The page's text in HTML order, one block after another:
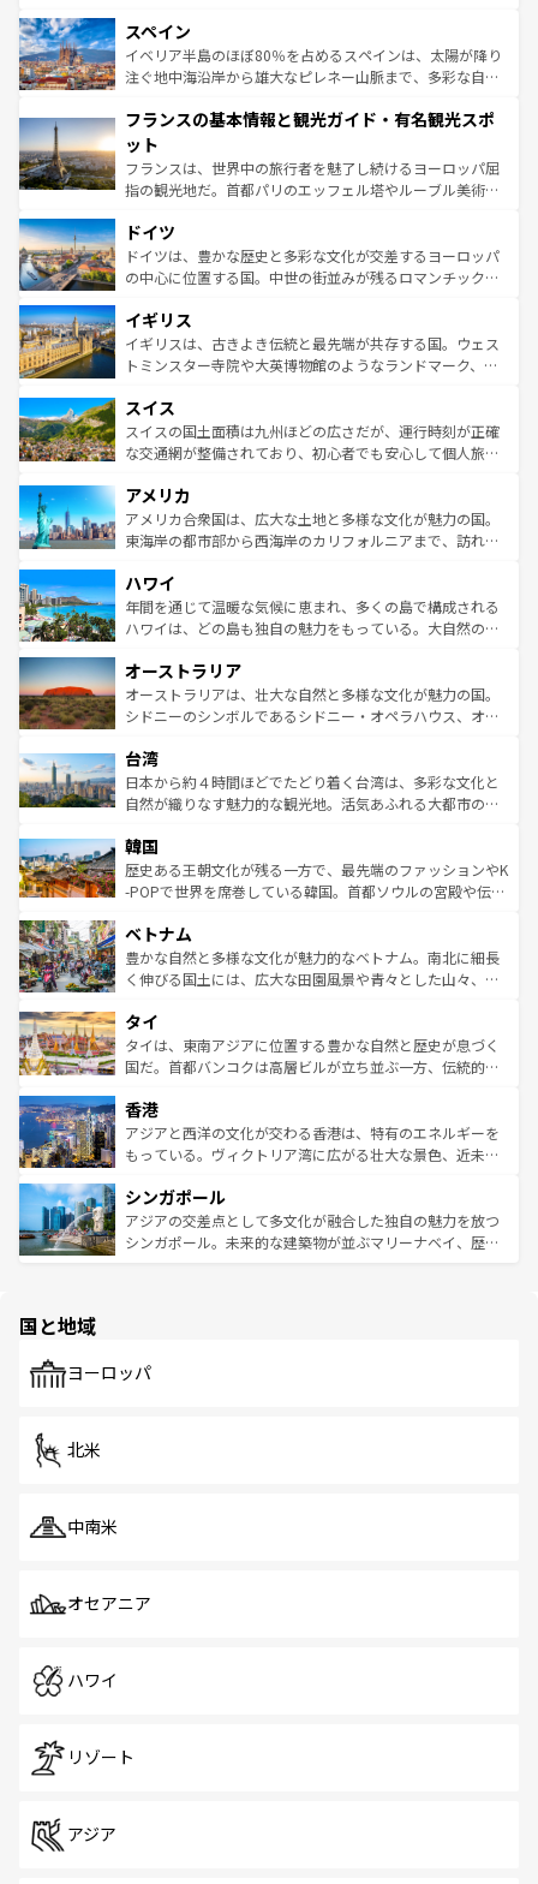
ろん、トスカーナの美しい田園風景やアマルフィ海岸の絶
景など、自然景観も見逃せない。観光の合間には、本場の
ピザやパスタなど、絶品のイタリア料理を堪能することも
ませてくれるイタリアで、忘れられない旅をしてみよう！
なお、新着のイタリア情報は
しい。
スペイン
イベリア半島のほぼ80％を占めるスペインは、太陽が降り
注ぐ地中海沿岸から雄大なピレネー山脈まで、多彩な自然
文化が根付くこの国では、情熱的なフラメンコ、熱気あふ
れる闘牛、そして美味しいタパスが生活の一部となってい
る。首都マドリードの洗練された雰囲気や、バルセロナの
アートに溢れた街角から、地方では古代ローマ遺跡や中世
せる。地方によって風土や気候が異なるスペインはその個
性で訪れる人を魅了する。 なお、新着のスペイン情報は コ
ンテンツ一覧を参照してほしい。
フランスの基本情報と観光ガイド・有名観光スポ
ット
フランスは、世界中の旅行者を魅了し続けるヨーロッパ屈
指の観光地だ。首都パリのエッフェル塔やルーブル美術館
で、幅広い魅力が詰まっている。華麗な宮殿、歴史的な大
聖堂、美しいビーチ、そして豊かな自然が、訪れる者を心
から魅了する。また、フランスは美食の国としても知ら
いる。シャンパンの発祥地であるランス、プロヴァンスの
香り高いラベンダー畑など、多彩な楽しみ方が可能だ。さ
らに、パリ以外の地域にも魅力が溢れており、どの街角に
れる地方に足を運ぶとそれぞれで全く異なる文化を体験で
きるだろう。 なお、新着のフランス情報はコンテンツ一覧
を参照してほしい。
ドイツ
ドイツは、豊かな歴史と多彩な文化が交差するヨーロッパ
の中心に位置する国。中世の街並みが残るロマンチック街
顔を持つこの国は、どこを歩いても飽きることがない。ベ
ルリンの文化的活気、バイエルン州のアルプスの絶景、そ
してライン川沿いのワイン畑といった風景は必見。ビール
は、お酒好きな人にはぜひ体験してほしい。 なお、新着の
ドイツ情報はコンテンツ一覧を参照してほしい。
イギリス
イギリスは、古きよき伝統と最先端が共存する国。ウェス
トミンスター寺院や大英博物館のようなランドマーク、歴
リアごとに異なる魅力がある。また、優雅なアフタヌーン
ティー、ビール好きにはたまらない英国パブ、サッカー観
戦など、本場だからこそできる体験も豊富。イギリスを旅
ンツ一覧を参照してほしい。
スイス
スイスの国土面積は九州ほどの広さだが、運行時刻が正確
な交通網が整備されており、初心者でも安心して個人旅行
の建物がそのまま残る町や、スイスならではのユニークな
博物館もあり、アルプス観光だけでなく町歩きも満喫する
ことができる。国民の所得が高いため物価も高いが、旅行
ば市内交通費無料で観光を楽しむこともできる。 なお、新
着のスイス情報はコンテンツ一覧 を参照してほしい。
アメリカ
アメリカ合衆国は、広大な土地と多様な文化が魅力の国。
東海岸の都市部から西海岸のカリフォルニアまで、訪れる
のような巨大都市は、観光、ショッピング、エンターテイ
ンメントが詰まった刺激的なスポットだ。一方、アメリカ
西部には大自然が広がり、グランドキャニオンやイエロー
部のニューオーリンズでは、音楽と美食が融合した独特の
文化が魅力。旅行者はアメリカの各地域で異なる魅力を楽
しみながら、その多様性と豊かな歴史を感じることができ
ならではの贅沢な旅のスタイルだ。 なお、新着のアメリカ
情報はコンテンツ一覧を参照してほしい。
ハワイ
年間を通じて温暖な気候に恵まれ、多くの島で構成される
ハワイは、どの島も独自の魅力をもっている。大自然の神
ワイ島は見逃せない。また、定番の観光地といえばオアフ
島だが、静かな自然を求めるならマウイ島やカウアイ島が
おすすめ。エメラルドグリーンに輝く海をはじめ、豊かな
れるおもてなしの心で訪れる人々を迎えてくれるハワイの
人々、おいしいローカルフードやハワイアンミュージッ
ク、伝統的なフラダンスなど、すべてがハワイの魅力を彩
ワイを、存分に味わってほしい。 なお、新着のハワイ情報
はコンテンツ一覧を参照してほしい。
オーストラリア
オーストラリアは、壮大な自然と多様な文化が魅力の国。
シドニーのシンボルであるシドニー・オペラハウス、オー
リアリーフや大陸中央部にそびえるウルル（エアーズロッ
ク）、タスマニアの美しい原生林やケアンズの熱帯雨林な
ど、見どころがたくさん。また、カフェやワイン、オージ
いる。アクティビティも充実しており、サーフィンやダイ
ビング、ハイキングなど、アウトドア好きにはたまらな
い。オーストラリアの多彩な魅力を存分に味わいつくそ
参照してほしい。
台湾
日本から約４時間ほどでたどり着く台湾は、多彩な文化と
自然が織りなす魅力的な観光地。活気あふれる大都市の台
ン）、静ひつな山岳地帯である台湾東部など、都市の喧騒
と山間の静けさが共存しており、訪れる人に新しい発見と
驚きをもたらしてくれる。また、奥深い台湾の食文化も魅
容にもいいと評判のスイーツなど、バラエティ豊かな料理
が味わえる。 なお、新着の台湾情報は コンテンツ一覧を参
照してほしい。
韓国
歴史ある王朝文化が残る一方で、最先端のファッションやK
-POPで世界を席巻している韓国。首都ソウルの宮殿や伝統
き、地方に足を延ばせば四季折々の自然美を楽しむことが
できる。そして、キムチや焼肉、絶品のストリートフード
まで、さまざまな韓国料理が待っている。夜には、韓国な
リティに包まれながら、韓国の多彩な魅力を心ゆくまで味
わってみてほしい。 なお、新着の韓国情報はコンテンツ一
覧を参照してほしい。
ベトナム
豊かな自然と多様な文化が魅力的なベトナム。南北に細長
く伸びる国土には、広大な田園風景や青々とした山々、世
急速な発展と共に伝統が息づく。ハノイの古い町並みやホ
ーチミン市のフランス統治時代の建物も、独特の雰囲気を
醸し出している。また、バラエティの豊かさとおいしさで
とつ。フォーやバインミー、ベトナムコーヒーなどは、ぜ
ひ現地で味わいたい。どの地域を訪れてもあたたかい人々
が旅行者を迎えてくれるので、きっと忘れられない旅にな
参照してほしい。
タイ
タイは、東南アジアに位置する豊かな自然と歴史が息づく
国だ。首都バンコクは高層ビルが立ち並ぶ一方、伝統的な
の活気が交差している。北部ではチェンマイなどの山岳地
帯で自然と触れ合い、南部ではプーケットやクラビの美し
いビーチでリゾート気分を楽しむことができる。タイ料理
激する。気候は一年中温暖で、どの季節にも異なる楽しみ
が待っている。親しみやすいタイの人々、仏教を中心とし
た文化、そして多様な観光資源が、訪れる旅人を魅了し続
香港
アジアと西洋の文化が交わる香港は、特有のエネルギーを
もっている。ヴィクトリア湾に広がる壮大な景色、近未来
み、どこを訪れても感動するはず。観光スポットが密集し
ており、効率よく見どころを回れるのも魅力。息をのむよ
うな絶景から文化的な体験まで、香港を存分に楽しみ尽く
シンガポール
アジアの交差点として多文化が融合した独自の魅力を放つ
シンガポール。未来的な建築物が並ぶマリーナベイ、歴史
で、ホーカーズは地元の風情を楽しめる外せないスポット
国と地域
ヨーロッパ
北米
中南米
オセアニア
ハワイ
リゾート
アジア